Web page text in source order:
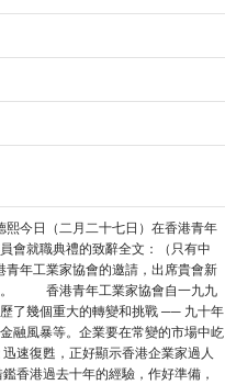
今日（二月二十七日）在香港青年
會就職典禮的致辭全文：（只有中
年工業家協會的邀請，出席貴會新
。 香港青年工業家協會自一九九
了幾個重大的轉變和挑戰 ── 九十年
融風暴等。企業要在常變的市場中屹
速復甦，正好顯示香港企業家過人
港過去十年的經驗，作好準備，